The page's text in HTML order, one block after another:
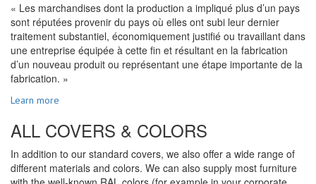
« Les marchandises dont la production a impliqué plus d’un pays
sont réputées provenir du pays où elles ont subi leur dernier
traitement substantiel, économiquement justifié ou travaillant dans
une entreprise équipée à cette fin et résultant en la fabrication
d’un nouveau produit ou représentant une étape importante de la
fabrication. »
Learn more
ALL COVERS & COLORS
In addition to our standard covers, we also offer a wide range of
different materials and colors. We can also supply most furniture